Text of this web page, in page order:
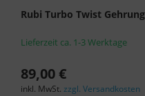
Rubi Turbo Twist
Lieferzeit ca. 1-3 Werktage
89,00 €
inkl. MwSt. zzgl. Versandkosten
statt.